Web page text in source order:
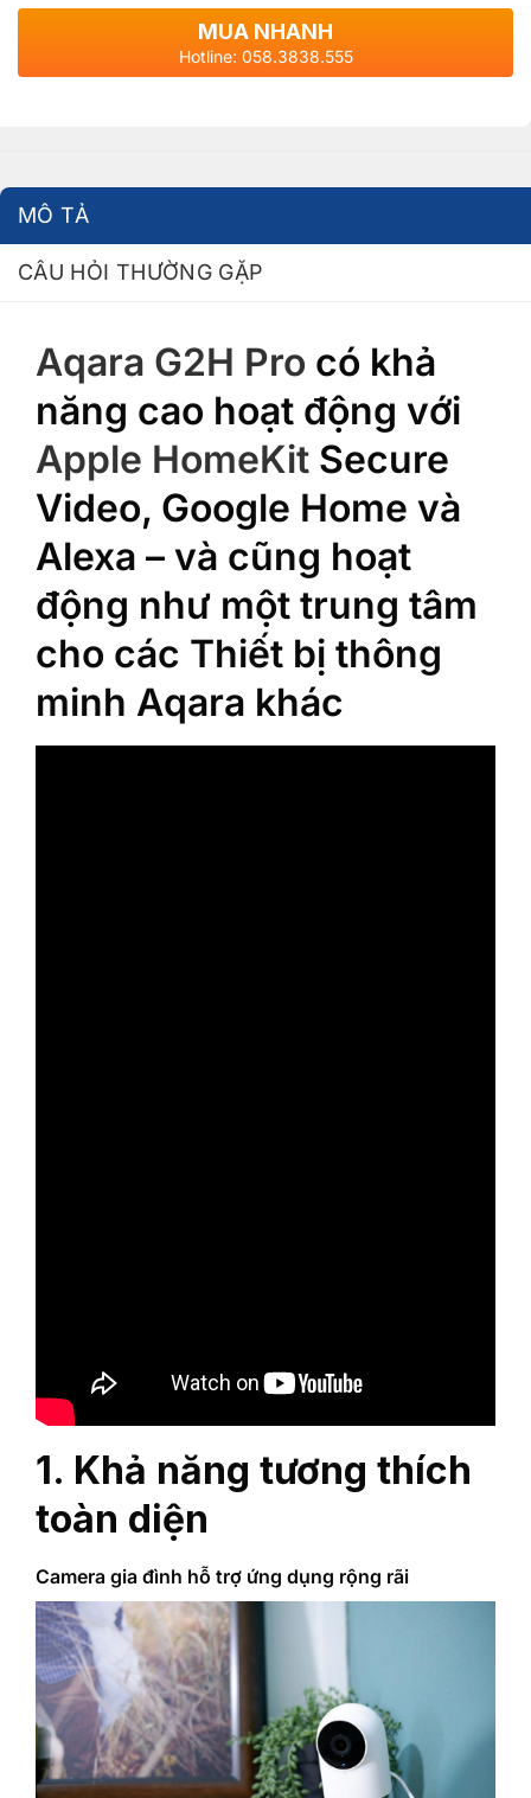
MUA NHANH
Hotline: 058.3838.555
MÔ TẢ
CÂU HỎI THƯỜNG GẶP
‎Aqara G2H Pro có khả
năng cao hoạt động với
Apple HomeKit Secure
Video, Google Home và
Alexa – và cũng hoạt
động như một trung tâm
cho các Thiết bị thông
minh Aqara khác‎
‎1. Khả năng tương thích
toàn diện‎
‎Camera gia đình hỗ trợ ứng dụng rộng rãi